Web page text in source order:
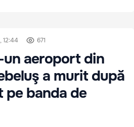
12:44 671
aeroport din
a murit după
pe banda de